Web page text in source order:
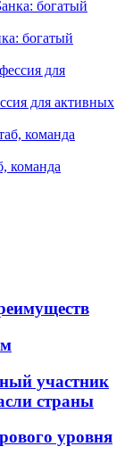
богатый
для активных
команда
участник
страны
уровня